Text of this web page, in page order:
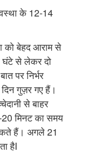
के12-14
को बेहद आराम से
घंटे से लेकर दो
पर निर्भर
गुज़र गए हैं।
से बाहर
मिनट का समय
हैं। अगले21
हैI